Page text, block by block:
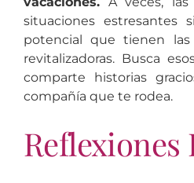
situaciones estresantes
potencial que tienen las
revitalizadoras. Busca
comparte historias
compañía que te rodea.
Reflexiones